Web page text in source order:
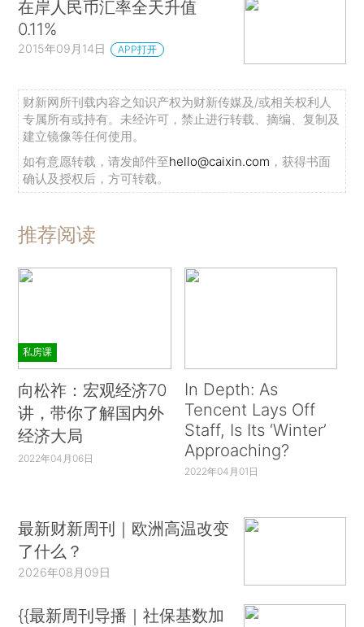
在岸人民币汇率全天升值
0.11%
2015年09月14日 APP打开
财新网所刊载内容之知识产权为财新传媒及/或相关权利人
专属所有或持有。未经许可，禁止进行转载、摘编、复制及
建立镜像等任何使用。
如有意愿转载，请发邮件至hello@caixin.com ，获得书面
确认及授权后，方可转载。
推荐阅读
私房课
向松祚：宏观经济70
讲，带你了解国内外
经济大局
2022年04月06日
In Depth: As
Tencent Lays Off
Staff, Is Its ‘Winter’
Approaching?
2022年04月01日
最新财新周刊｜欧洲高温改变
了什么？
2026年08月09日
{{最新周刊导播｜社保基数加